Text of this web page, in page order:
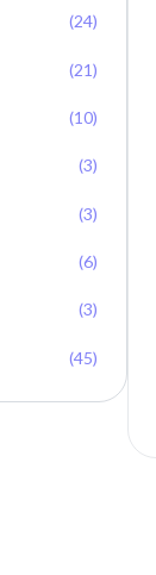
(24)
(21)
(10)
(3)
(3)
(6)
(3)
(45)